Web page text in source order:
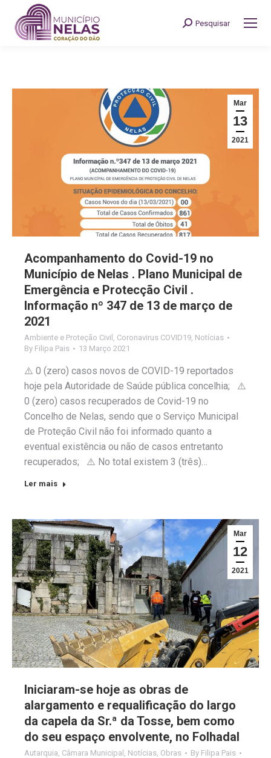
Search:
Pesquisar
Mar
13
2021
Acompanhamento do Covid-19 no
Município de Nelas . Plano Municipal de
Emergência e Protecção Civil .
Informação nº 347 de 13 de março de
2021
Ambiente e Proteção Civil , Coronavirus COVID19, Notícias
By Filipa Pais 13 Março 2021
⚠️ 0 (zero) casos novos de COVID-19 reportados
hoje pela Autoridade de Saúde pública concelhia; ⚠️
0 (zero) casos recuperados de Covid-19 no
Concelho de Nelas, sendo que o Serviço Municipal
de Proteção Civil não foi informado quanto a
eventual existência ou não de casos entretanto
recuperados; ⚠️ No total existem 3 (três)…
Ler mais
Mar
12
2021
Iniciaram-se hoje as obras de
alargamento e requalificação do largo
da capela da Sr.ª da Tosse, bem como
do seu espaço envolvente, no Folhadal
Autarquia Câmara Municipal Notícias Obras By Filipa Pais